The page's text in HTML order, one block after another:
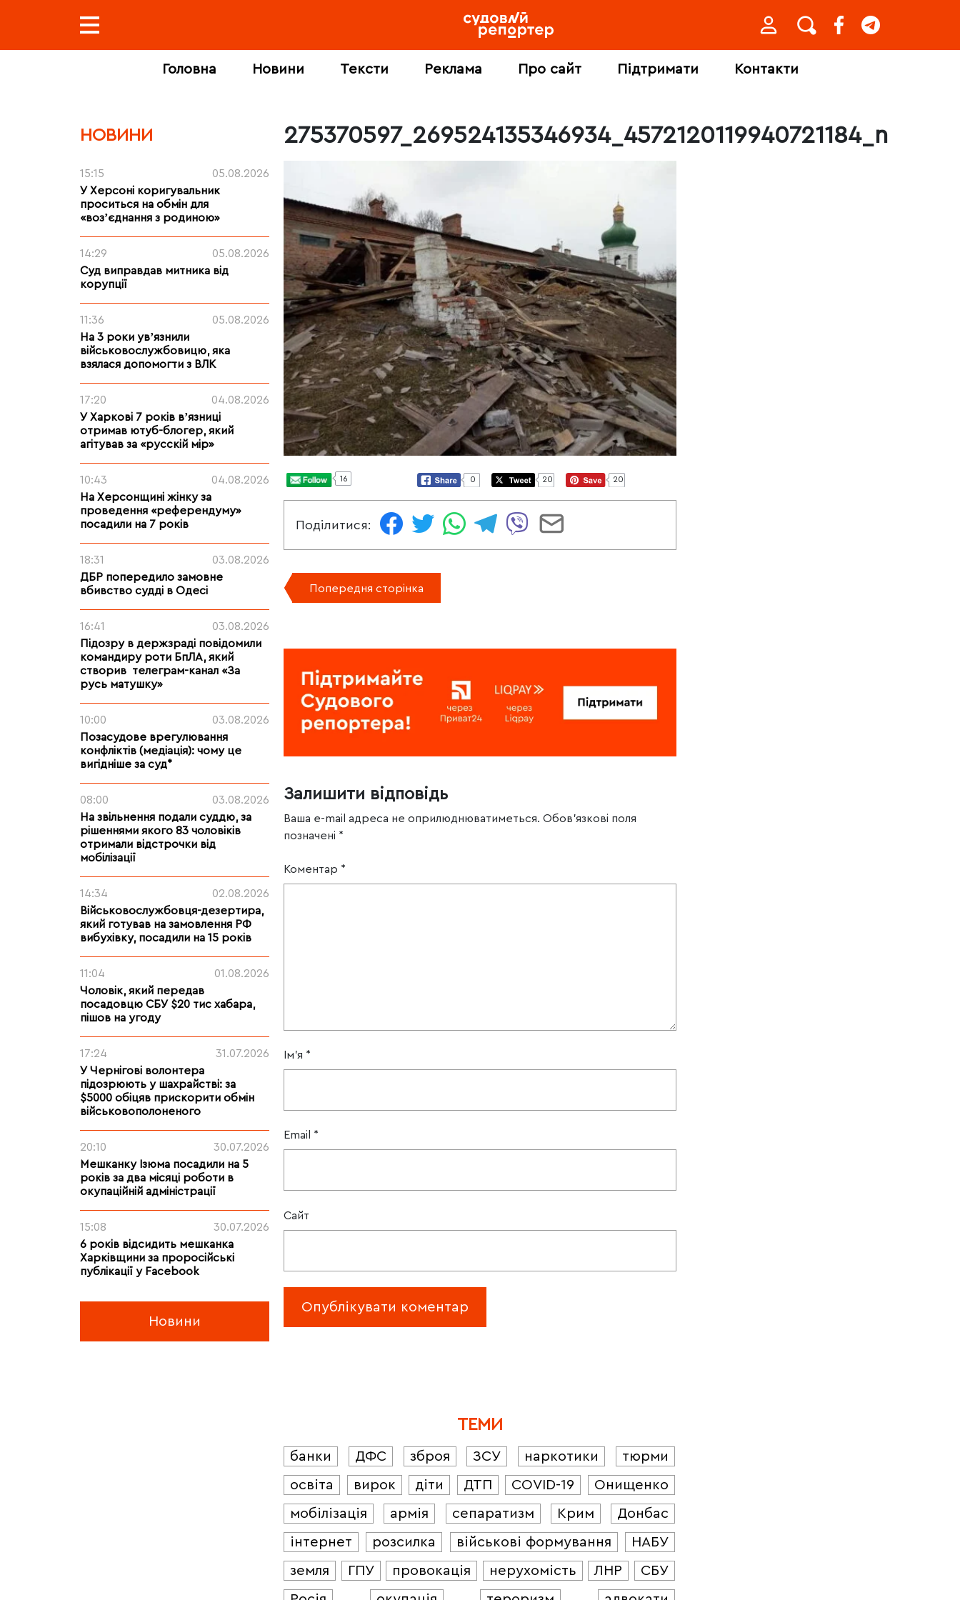
Головна Новини Тексти Реклама Про сайт Підтримати Контакти
НОВИНИ
15:15
05.08.2026
У Херсоні коригувальник
проситься на обмін для
«возʼєднання з родиною»
14:29
05.08.2026
Суд виправдав митника від
корупції
11:36
05.08.2026
На 3 роки увʼязнили
військовослужбовицю, яка
взялася допомогти з ВЛК
17:20
04.08.2026
У Харкові 7 років вʼязниці
отримав ютуб-блогер, який
агітував за «русскій мір»
10:43
04.08.2026
На Херсонщині жінку за
проведення «референдуму»
посадили на 7 років
18:31
03.08.2026
ДБР попередило замовне
вбивство судді в Одесі
16:41
03.08.2026
Підозру в держзраді повідомили
командиру роти БпЛА, який
створив телеграм-канал «За
русь матушку»
10:00
03.08.2026
Позасудове врегулювання
конфліктів (медіація): чому це
вигідніше за суд*
08:00
03.08.2026
На звільнення подали суддю, за
рішеннями якого 83 чоловіків
отримали відстрочки від
мобілізації
14:34
02.08.2026
Військовослужбовця-дезертира,
який готував на замовлення РФ
вибухівку, посадили на 15 років
11:04
01.08.2026
Чоловік, який передав
посадовцю СБУ $20 тис хабара,
пішов на угоду
17:24
31.07.2026
У Чернігові волонтера
підозрюють у шахрайстві: за
$5000 обіцяв прискорити обмін
військовополоненого
20:10
30.07.2026
Мешканку Ізюма посадили на 5
років за два місяці роботи в
окупаційній адміністрації
15:08
30.07.2026
6 років відсидить мешканка
Харківщини за проросійські
публікації у Facebook
Новини
275370597_269524135346934_4572120119940721184_n
16 0 20 20
Поділитися:
Попередня сторінка
Залишити відповідь
Ваша e-mail адреса не оприлюднюватиметься. Обов’язкові поля
позначені *
Коментар *
Ім'я *
Email *
Сайт
ТЕМИ
банки ДФС зброя ЗСУ наркотики
тюрми
освіта
вирок діти ДТП COVID-19
Онищенко
мобілізація
армія сепаратизм Крим
Донбас
інтернет
розсилка військові формування
НАБУ
земля
ГПУ провокація нерухомість ЛНР
СБУ